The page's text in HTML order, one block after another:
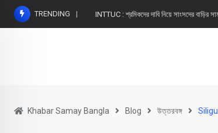
Skip
TRENDING INTTUC : শ্রমিকদের দাবি নিয়ে সাংসদের বাড়ির
Khabar Samay Bangla Blog উত্তরবঙ্গ Siliguri